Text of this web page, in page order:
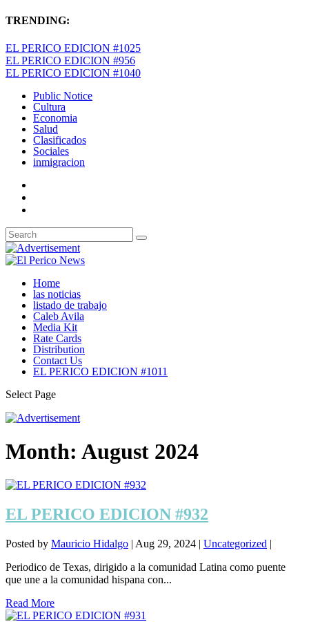
TRENDING:
EL PERICO EDICION #1025
EL PERICO EDICION #956
EL PERICO EDICION #1040
Public Notice
Cultura
Economia
Salud
Clasificados
Sociales
inmigracion
Home
las noticias
listado de trabajo
Caleb Avila
Media Kit
Rate Cards
Distribution
Contact Us
EL PERICO EDICION #1011
Select Page
Month: August 2024
EL PERICO EDICION #932
Posted by Mauricio Hidalgo | Aug 29, 2024 | Uncategorized |
Periodico de Texas, dirigido a la comunidad Latina como puente
que une a la comunidad hispana con...
Read More